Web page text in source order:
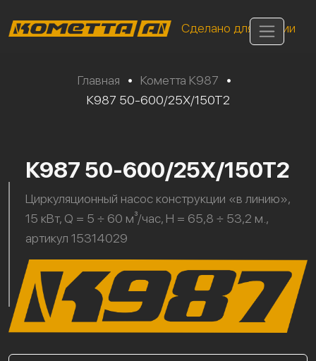
Сделано для России
Главная • Кометта К987
•
К987 50-600/25Х/150Т2
К987 50-600/25Х/150Т2
Циркуляционный насос конструкции «в линию»,
15 кВт, Q = 5 ÷ 60 м³/час, H = 65,8 ÷ 53,2 м.,
артикул 15314029